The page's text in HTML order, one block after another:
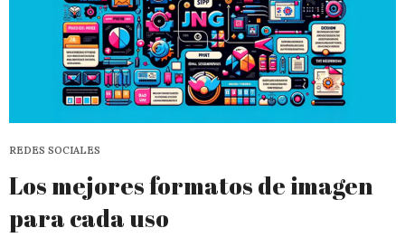
REDES SOCIALES
Los mejores formatos de imagen
para cada uso